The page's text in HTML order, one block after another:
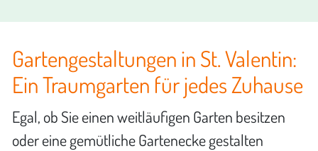
Gartengestaltungen in St. Valentin:
Ein Traumgarten für jedes Zuhause
Egal, ob Sie einen weitläufigen Garten besitzen
oder eine gemütliche Gartenecke gestalten